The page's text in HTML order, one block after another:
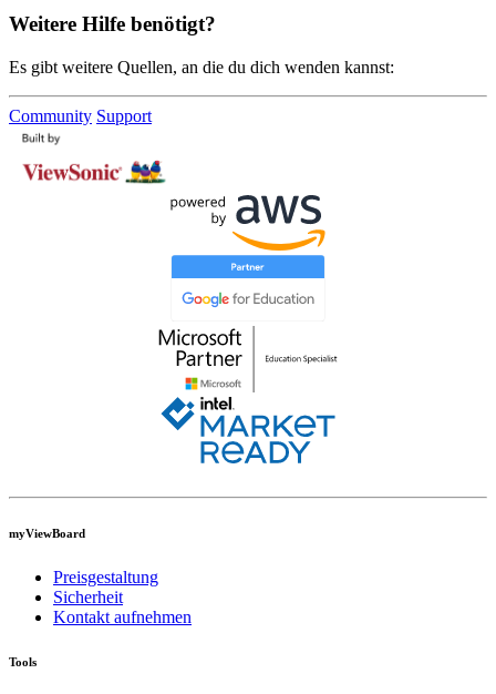
Weitere Hilfe benötigt?
Es gibt weitere Quellen, an die du dich wenden kannst:
Community Support
myViewBoard
Preisgestaltung
Sicherheit
Kontakt aufnehmen
Tools